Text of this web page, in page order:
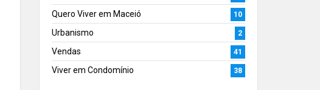
Quero Viver em Maceió 10
Urbanismo 2
Vendas 41
Viver em Condomínio 38